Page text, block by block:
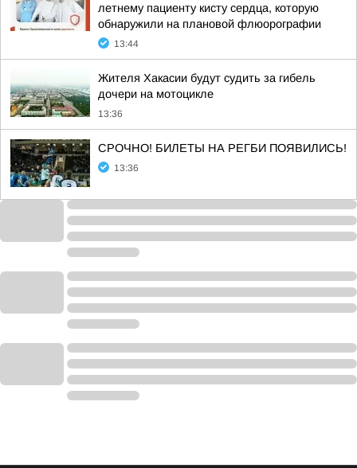
летнему пациенту кисту сердца, которую
обнаружили на плановой флюорографии
13:44
Жителя Хакасии будут судить за гибель
дочери на мотоцикле
13:36
СРОЧНО! БИЛЕТЫ НА РЕГБИ ПОЯВИЛИСЬ!
13:36